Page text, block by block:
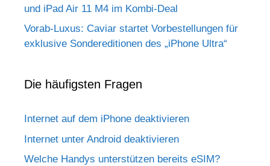
und iPad Air 11 M4 im Kombi-Deal
Vorab-Luxus: Caviar startet Vorbestellungen für
exklusive Sondereditionen des „iPhone Ultra“
Die häufigsten Fragen
Internet auf dem iPhone deaktivieren
Internet unter Android deaktivieren
Welche Handys unterstützen bereits eSIM?